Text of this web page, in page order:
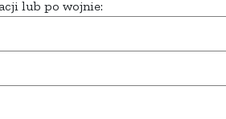
lub po wojnie: